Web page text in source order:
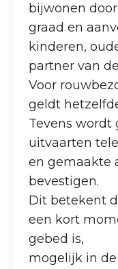
bijwonen
graad en
kinderen,
partner van
Voor
geldt
Tevens wordt
uitvaarten
en gemaakte
bevestigen.
Dit betekent
een kort
gebed is,
mogelijk in